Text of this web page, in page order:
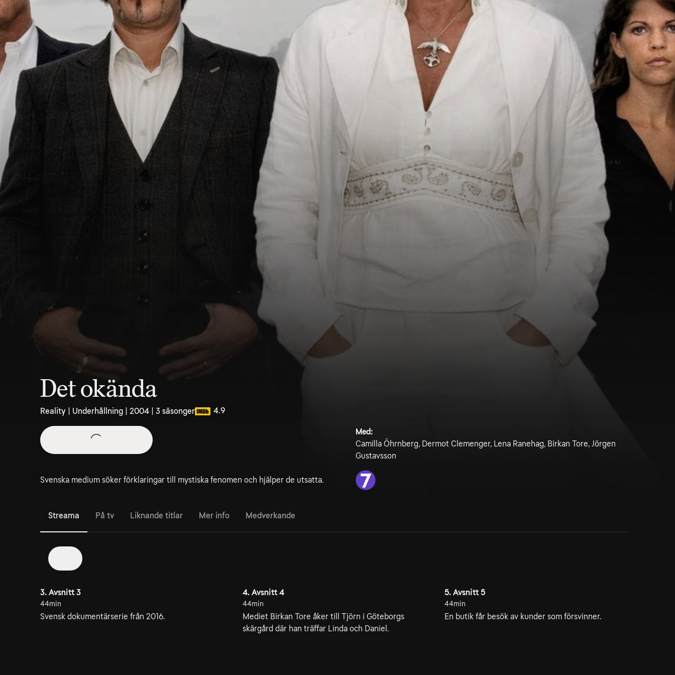
Det okända
Reality | Underhållning | 2004 | 3 säsonger 4.9
Svenska medium söker förklaringar till mystiska fenomen och hjälper de utsatta.
Med:
Camilla Öhrnberg, Dermot Clemenger, Lena Ranehag, Birkan Tore, Jörgen
Gustavsson
Streama På tv Liknande titlar Mer info Medverkande
3. Avsnitt 3
44min
Svensk dokumentärserie från 2016.
4. Avsnitt 4
44min
Mediet Birkan Tore åker till Tjörn i Göteborgs
skärgård där han träffar Linda och Daniel.
5. Avsnitt 5
44min
En butik får besök av kunder som försvinner.